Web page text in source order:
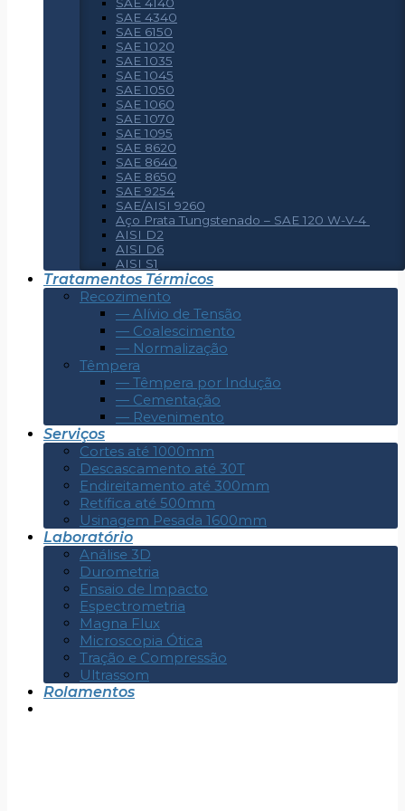
SAE 4340
SAE 6150
SAE 1020
SAE 1035
SAE 1045
SAE 1050
SAE 1060
SAE 1070
SAE 1095
SAE 8620
SAE 8640
SAE 8650
SAE 9254
SAE/AISI 9260
Aço Prata Tungstenado – SAE 120 W-V-4
AISI D2
AISI D6
AISI S1
Tratamentos Térmicos
Recozimento
— Alívio de Tensão
— Coalescimento
— Normalização
Têmpera
— Têmpera por Indução
— Cementação
— Revenimento
Serviços
Cortes até 1000mm
Descascamento até 30T
Endireitamento até 300mm
Retífica até 500mm
Usinagem Pesada 1600mm
Laboratório
Análise 3D
Durometria
Ensaio de Impacto
Espectrometria
Magna Flux
Microscopia Ótica
Tração e Compressão
Ultrassom
Rolamentos